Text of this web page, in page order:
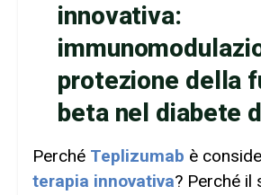
innovativa:
protezione della
beta nel diabete
Perché Teplizumab è
terapia innovativa? Perché il